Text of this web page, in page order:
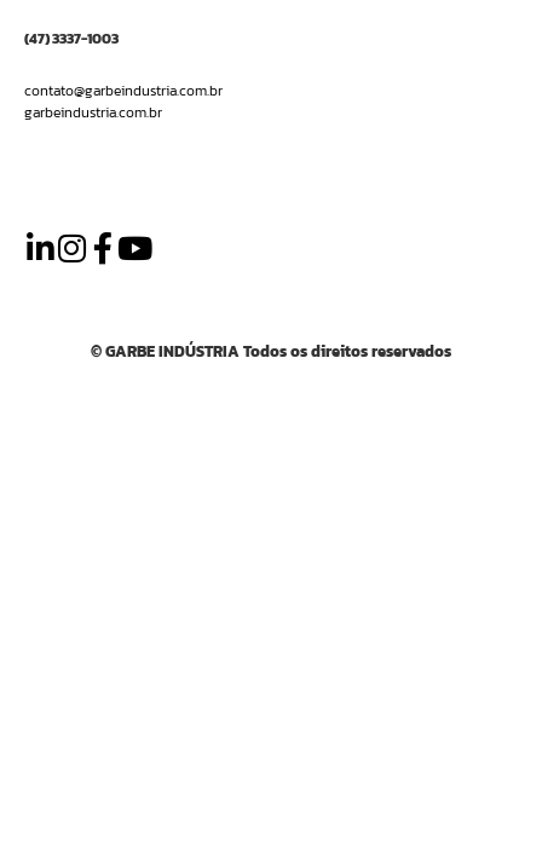
(47) 3337-1003
contato@garbeindustria.com.br
garbeindustria.com.br
© GARBE INDÚSTRIA Todos os direitos reservados